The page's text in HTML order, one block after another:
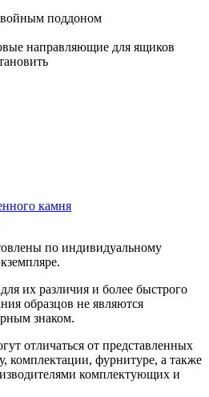
поддоном
направляющие для ящиков
камня
по индивидуальному
их различия и более быстрого
образцов не являются
знаком.
отличаться от представленных
комплектации, фурнитуре, а также
комплектующих и